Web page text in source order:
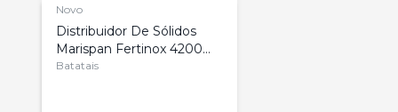
Novo
Distribuidor De Sólidos
Marispan Fertinox 4200
Citrus
Batatais